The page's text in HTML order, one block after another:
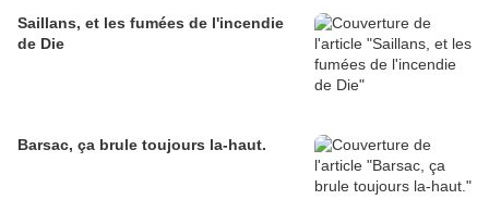
Saillans, et les fumées de l'incendie
de Die
Barsac, ça brule toujours la-haut.